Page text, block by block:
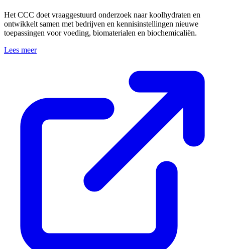
Het CCC doet vraaggestuurd onderzoek naar koolhydraten en
ontwikkelt samen met bedrijven en kennisinstellingen nieuwe
toepassingen voor voeding, biomaterialen en biochemicaliën.
Lees meer